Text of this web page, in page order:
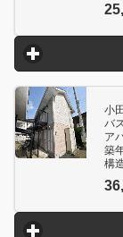
click to
小
バ
ア
築
構